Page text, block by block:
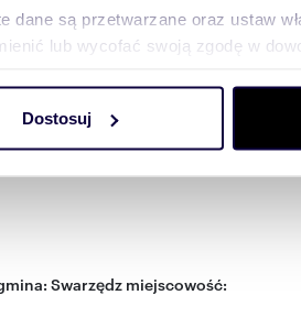
dane są przetwarzane oraz ustaw
lub wycofać swoją zgodę w
z naszej witryny, udostępniamy
te informacje z innymi danymi
Dostosuj
Swarzędz miejscowość: